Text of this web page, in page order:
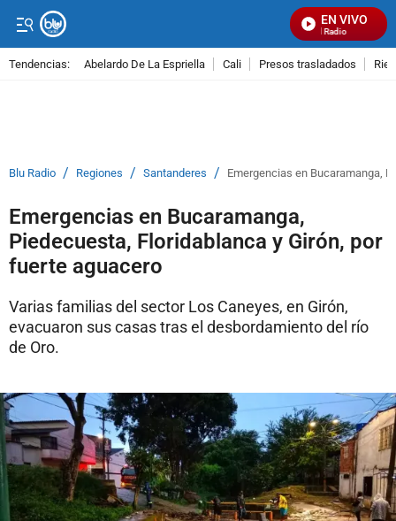
EN VIVO
Señal Visual Radio
Tendencias: Abelardo De La Espriella Cali Presos trasladados
Blu Radio / Regiones / Santanderes / Emergencias en Bucaramanga,
Emergencias en Bucaramanga,
Piedecuesta, Floridablanca y Girón, por
fuerte aguacero
Varias familias del sector Los Caneyes, en Girón,
evacuaron sus casas tras el desbordamiento del río
de Oro.